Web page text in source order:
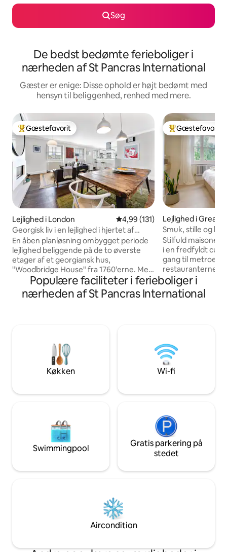
Søg
De bedst bedømte ferieboliger i
nærheden af St Pancras International
Gæster er enige: Disse ophold er højt bedømt med
hensyn til beliggenhed, renhed med mere.
Bedste gæstefavorit
Gæstefavorit
Lejlighed i London 4,99 ud af 5 i gennemsnitlig
4,99 (131)
Georgisk liv i en lejlighed i hjertet af
Clerkenwell
En åben planløsning ombygget periode
lejlighed beliggende på de to øverste
etager af et georgiansk hus,
"Woodbridge House" fra 1760'erne. Med
plads til fire gæster består den af et
meget rummeligt soveværelse og
ensuite med en super-kingsize seng.
Centralt beliggende i det, der er blevet
et af de mest fashionable og
eftertragtede kvarterer i det centrale
London, med adskillige eksklusive
gåafstand til det bedste, London har at
beliggenhed • Højspecifikke faciliteter •
Rummelig og lys VÆRELSER En kæmpe
stue med gaspejs og 55 tommer LED-TV
og køkken hilser dig, når du går ind i
bygningerne fra denne periode i dette
køkken med alle integrerede apparater,
opvaskemaskine, vaskemaskine,
mikrobølgeovn under bordplade,
komfur, kogeplade, vinkøleskab (med
præference), øjeblikkelig kogende
Bedste
Gæstefavorit
Lejlighed i
Smuk, stille og
maisonette
Stilfuld
i en fredfyldt cul-
gang til metroen
restauranterne
Nyrenoveret til
kingsize-seng i
på gaden,
luft. Dette hjem væk fra hjemmet er den
perfekte
og
London-karakter.
Populære faciliteter i ferieboliger i
nærheden af St Pancras International
Køkken Wi-fi
Swimmingpool
Gratis parkering på
stedet
Aircondition